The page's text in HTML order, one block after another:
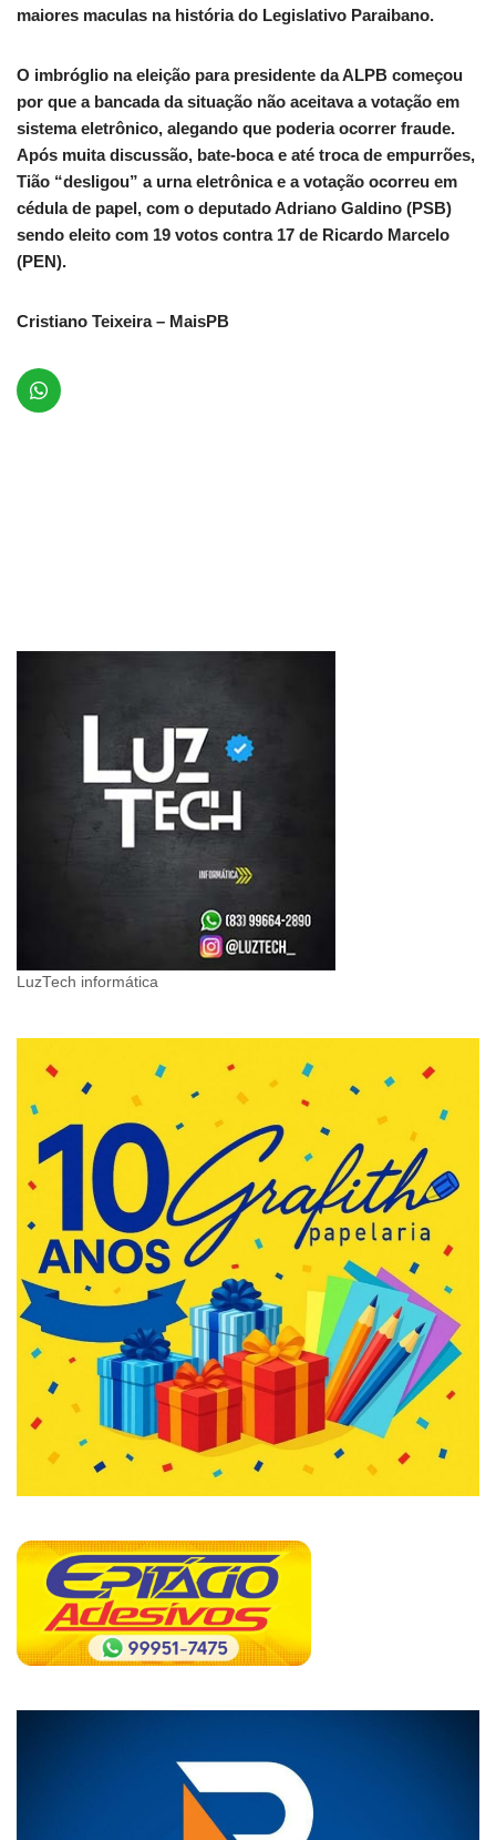
maiores maculas na história do Legislativo Paraibano.
O imbróglio na eleição para presidente da ALPB começou
por que a bancada da situação não aceitava a votação em
sistema eletrônico, alegando que poderia ocorrer fraude.
Após muita discussão, bate-boca e até troca de empurrões,
Tião “desligou” a urna eletrônica e a votação ocorreu em
cédula de papel, com o deputado Adriano Galdino (PSB)
sendo eleito com 19 votos contra 17 de Ricardo Marcelo
(PEN).
Cristiano Teixeira – MaisPB
LuzTech informática